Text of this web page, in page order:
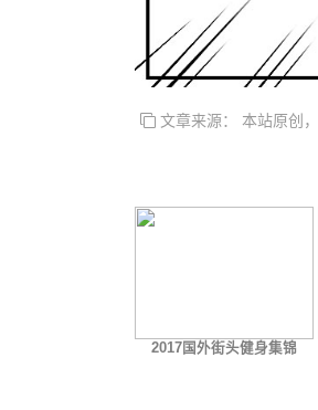
文章来源： 本站原创
2017国外街头健身集锦